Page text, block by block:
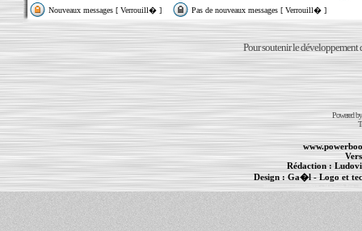
Nouveaux messages [ Verrouill� ]
Pas de nouveaux messages [ Verrouill� ]
Pour soutenir le développement
Powered
Rédaction :
Design :Ga�l- Logo et